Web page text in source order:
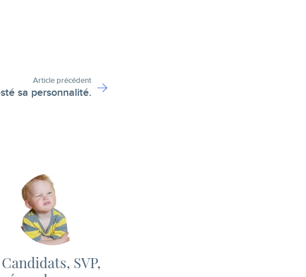
Article précédent
sa personnalité.
Candidats, SVP,